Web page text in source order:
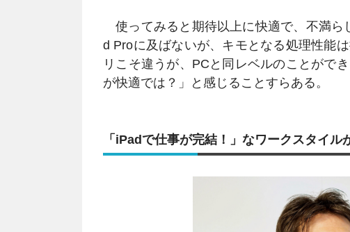
使ってみると期待以上に快適で、不満ら
d Proに及ばないが、キモとなる処理性能
リこそ違うが、PCと同レベルのことがで
が快適では？」と感じることすらある。
「iPadで仕事が完結！」なワークスタイル